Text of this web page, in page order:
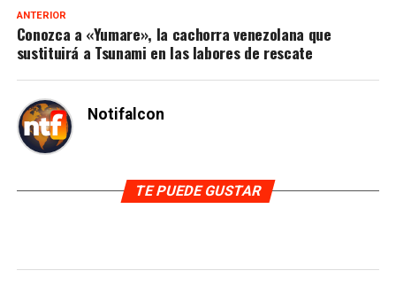
ANTERIOR
Conozca a «Yumare», la cachorra venezolana que
sustituirá a Tsunami en las labores de rescate
Notifalcon
TE PUEDE GUSTAR